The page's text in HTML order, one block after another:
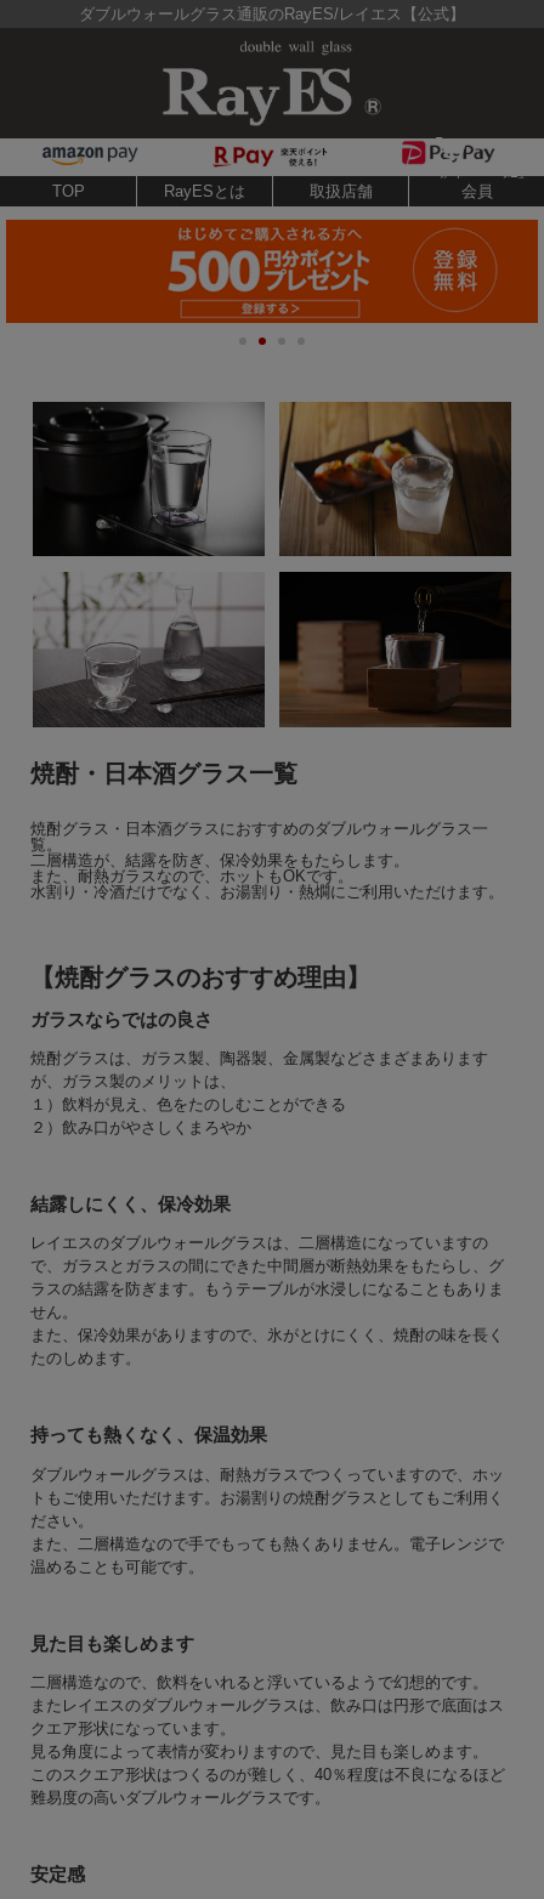
ダブルウォールグラス通販のRayES/レイエス【公式】
TOP RayESとは 取扱店舗 会員
焼酎・日本酒グラス一覧
焼酎グラス・日本酒グラスにおすすめのダブルウォールグラス一
覧。
二層構造が、結露を防ぎ、保冷効果をもたらします。
また、耐熱ガラスなので、ホットもOKです。
水割り・冷酒だけでなく、お湯割り・熱燗にご利用いただけます。
【焼酎グラスのおすすめ理由】
ガラスならではの良さ
焼酎グラスは、ガラス製、陶器製、金属製などさまざまあります
が、ガラス製のメリットは、
１）飲料が見え、色をたのしむことができる
２）飲み口がやさしくまろやか
結露しにくく、保冷効果
レイエスのダブルウォールグラスは、二層構造になっていますの
で、ガラスとガラスの間にできた中間層が断熱効果をもたらし、グ
ラスの結露を防ぎます。もうテーブルが水浸しになることもありま
せん。
また、保冷効果がありますので、氷がとけにくく、焼酎の味を長く
たのしめます。
持っても熱くなく、保温効果
ダブルウォールグラスは、耐熱ガラスでつくっていますので、ホッ
トもご使用いただけます。お湯割りの焼酎グラスとしてもご利用く
ださい。
また、二層構造なので手でもっても熱くありません。電子レンジで
温めることも可能です。
見た目も楽しめます
二層構造なので、飲料をいれると浮いているようで幻想的です。
またレイエスのダブルウォールグラスは、飲み口は円形で底面はス
クエア形状になっています。
見る角度によって表情が変わりますので、見た目も楽しめます。
このスクエア形状はつくるのが難しく、40％程度は不良になるほど
難易度の高いダブルウォールグラスです。
安定感